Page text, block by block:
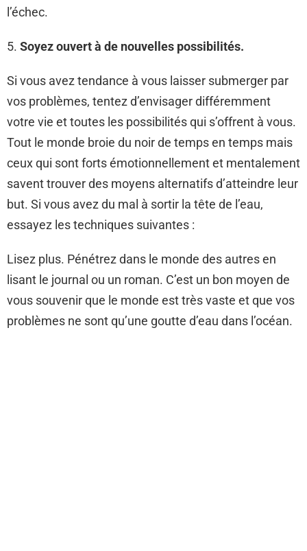
l’échec.
5. Soyez ouvert à de nouvelles possibilités.
Si vous avez tendance à vous laisser submerger par
vos problèmes, tentez d’envisager différemment
votre vie et toutes les possibilités qui s’offrent à vous.
Tout le monde broie du noir de temps en temps mais
ceux qui sont forts émotionnellement et mentalement
savent trouver des moyens alternatifs d’atteindre leur
but. Si vous avez du mal à sortir la tête de l’eau,
essayez les techniques suivantes :
Lisez plus. Pénétrez dans le monde des autres en
lisant le journal ou un roman. C’est un bon moyen de
vous souvenir que le monde est très vaste et que vos
problèmes ne sont qu’une goutte d’eau dans l’océan.